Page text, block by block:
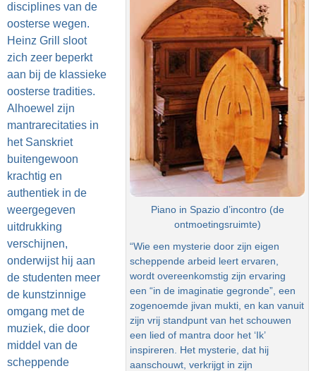
Piano in Spazio d’incontro (de
ontmoetingsruimte)
“Wie een mysterie door zijn eigen
scheppende arbeid leert ervaren,
wordt overeenkomstig zijn ervaring
een “in de imaginatie gegronde”, een
zogenoemde jivan mukti, en kan vanuit
zijn vrij standpunt van het schouwen
een lied of mantra door het ‘Ik’
inspireren. Het mysterie, dat hij
aanschouwt, verkrijgt in zijn
disciplines van de
oosterse wegen.
Heinz Grill sloot
zich zeer beperkt
aan bij de klassieke
oosterse tradities.
Alhoewel zijn
mantrarecitaties in
het Sanskriet
buitengewoon
krachtig en
authentiek in de
weergegeven
uitdrukking
verschijnen,
onderwijst hij aan
de studenten meer
de kunstzinnige
omgang met de
muziek, die door
middel van de
scheppende